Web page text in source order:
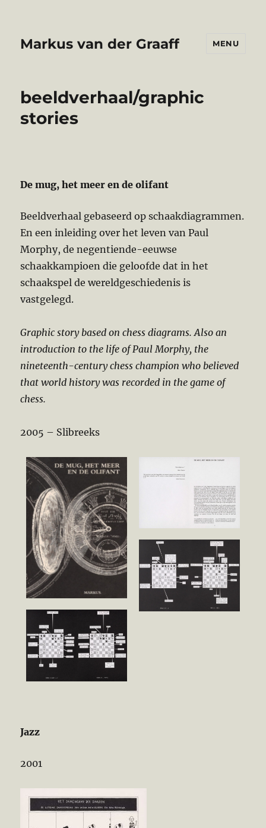
Markus van der Graaff MENU
beeldverhaal/graphic
stories
De mug, het meer en de olifant
Beeldverhaal gebaseerd op schaakdiagrammen.
En een inleiding over het leven van Paul
Morphy, de negentiende-eeuwse
schaakkampioen die geloofde dat in het
schaakspel de wereldgeschiedenis is
vastgelegd.
Graphic story based on chess diagrams. Also an
introduction to the life of Paul Morphy, the
nineteenth-century chess champion who believed
that world history was recorded in the game of
chess.
2005 – Slibreeks
Jazz
2001